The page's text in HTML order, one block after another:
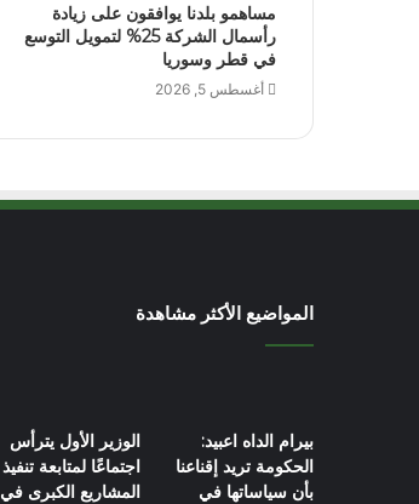
مساهمو بلدنا يوافقون على زيادة
رأسمال الشركة 25% لتمويل التوسع
في قطر وسوريا
أغسطس 5, 2026
المواضيع الأكثر مشاهدة
بيرام الداه اعبيد:
الحكومة تريد إقناعنا
بأن سياساتها في
الوزير الأول يترأس
اجتماعًا لمتابعة تنفيذ
المشاريع الكبرى في